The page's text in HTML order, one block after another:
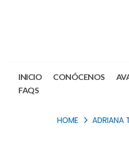
INICIO CONÓCENOS
FAQS
HOME ADRIANA